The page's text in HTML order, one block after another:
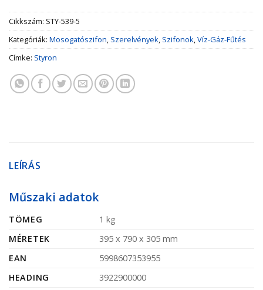
Cikkszám: STY-539-5
Kategóriák: Mosogatószifon, Szerelvények, Szifonok,Víz-Gáz-Fűtés
Címke: Styron
LEÍRÁS
Műszaki adatok
TÖMEG
1 kg
MÉRETEK
395 x 790 x 305 mm
EAN
5998607353955
HEADING
3922900000